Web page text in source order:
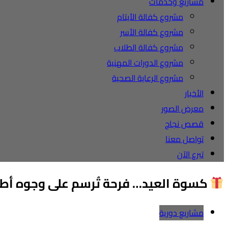
مشروع كفالة الأيتام
مشروع كفالة الأسر
مشروع كفالة الطلاب
مشروع الدورات المهنية
مشروع الرعاية الصحية
الأخبار
معرض الصور
قصص نجاح
تواصل معنا
تبرع الآن
كسوة العيد… فرحة تُرسم على وجوه
مشاريع دورية